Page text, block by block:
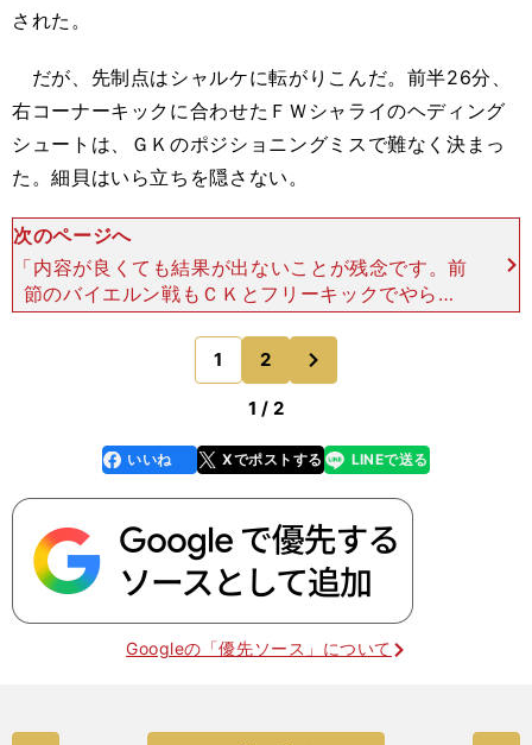
された。
だが、先制点はシャルケに転がりこんだ。前半26分、
右コーナーキックに合わせたＦＷシャライのヘディング
シュートは、ＧＫのポジショニングミスで難なく決まっ
た。細貝はいら立ちを隠さない。
次のページへ
「内容が良くても結果が出ないことが残念です。前
節のバイエルン戦もＣＫとフリーキックでやられ
た。今回もセットプレイでやられた。個の能力でカ
バーできるところで失点したのがチームにとっては
痛かった」 そ
1 2
1 / 2
faceboo
k
いいね Xでポストする
line LINEで送る
Googleの「優先ソース」について